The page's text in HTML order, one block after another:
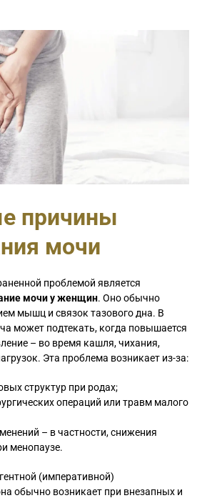
причины
мочи
проблемой является
мочи у женщин. Оно обычно
мышц и связок тазового дна. В
может подтекать, когда повышается
– во время кашля, чихания,
Эта проблема возникает из-за:
структур при родах;
операций или травм малого
– в частности, снижения
менопаузе.
(императивной)
обычно возникает при внезапных и